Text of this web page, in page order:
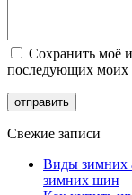
Сохранить моё
последующих моих
Свежие записи
Виды зимних
зимних шин